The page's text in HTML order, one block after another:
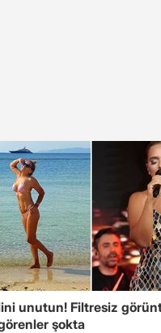
unutun! Filtresiz
görenler şokta